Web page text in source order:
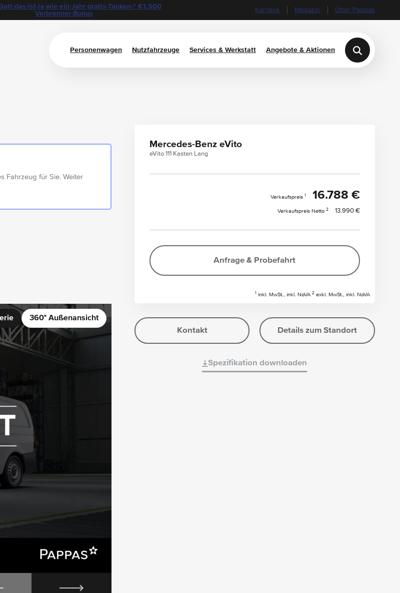
das-ist-ja-wie-ein-Jahr-gratis-Tanken-" €1.500
Verbrenner-Bonus
Karriere Magazin Über Pappas
Personenwagen Nutzfahrzeuge Services & Werkstatt Angebote & Aktionen
Fahrzeug für Sie. Weiter
360° Außenansicht
Mercedes-Benz eVito
eVito 111 Kasten Lang
Verkaufspreis 1 16.788 €
Verkaufspreis Netto 2 13.990 €
Anfrage & Probefahrt
1 inkl. MwSt., inkl. NoVA 2 exkl. MwSt., inkl. NoVA
Kontakt Details zum Standort
Spezifikation downloaden